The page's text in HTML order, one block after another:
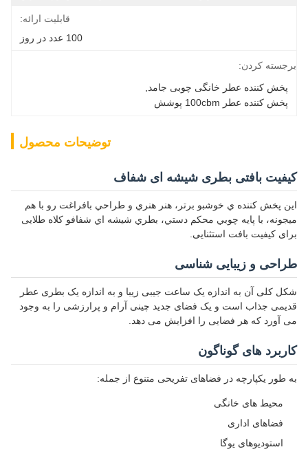
قابلیت ارائه:
100 عدد در روز
برجسته کردن:
پخش کننده عطر خانگی چوبی جامد
پخش کننده عطر 100cbm پوشش
توضیحات محصول
کیفیت بافتی بطری شیشه ای شفاف
اين پخش کننده ي خوشبو برتر، هنر هنري و طراحي بافراغت رو با هم
ميجونه، با پايه چوبي محکم دستي، بطري شيشه اي شفافو کلاه طلایی
برای کیفیت بافت استثنایی.
طراحی و زیبایی شناسی
شکل کلی آن به اندازه یک ساعت جیبی زیبا و به اندازه یک بطری عطر
قدیمی جذاب است و یک فضای جدید چینی آرام و پرارزشی را به وجود
می آورد که هر فضایی را افزایش می دهد.
کاربرد های گوناگون
به طور یکپارچه در فضاهای تفریحی متنوع از جمله:
محیط های خانگی
فضاهای اداری
استودیوهای یوگا